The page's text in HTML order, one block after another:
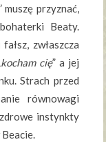
muszę przyznać,
Beaty.
zwłaszcza
kocham cię” a jej
Strach przed
równowagi
instynkty